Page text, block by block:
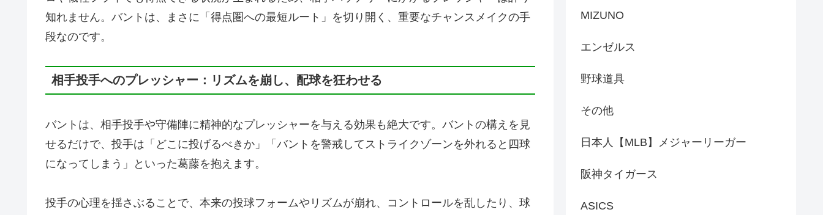
知れません。バントは、まさに「得点圏への最短ルート」を切り開く、重要なチャンスメイクの手
段なのです。
相手投手へのプレッシャー：リズムを崩し、配球を狂わせる
バントは、相手投手や守備陣に精神的なプレッシャーを与える効果も絶大です。バントの構えを見
せるだけで、投手は「どこに投げるべきか」「バントを警戒してストライクゾーンを外れると四球
になってしまう」といった葛藤を抱えます。
投手の心理を揺さぶることで、本来の投球フォームやリズムが崩れ、コントロールを乱したり、球
MIZUNO
エンゼルス
野球道具
その他
日本人【MLB】メジャーリーガー
阪神タイガース
ASICS